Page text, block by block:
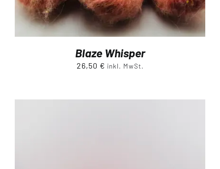
Blaze Whisper
26,50 € inkl. MwSt.